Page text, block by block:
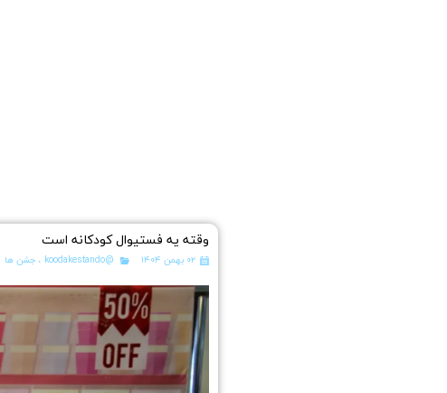
وقته یه فستیوال کودکانه است
۰۲ بهمن ۱۴۰۴ @koodakestando ، جشن ها